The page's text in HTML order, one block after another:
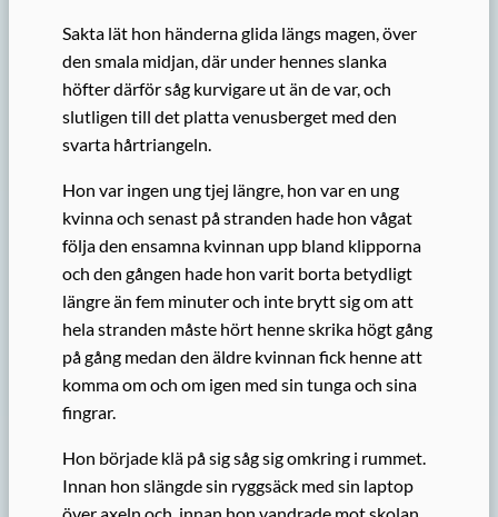
Sakta lät hon händerna glida längs magen, över
den smala midjan, där under hennes slanka
höfter därför såg kurvigare ut än de var, och
slutligen till det platta venusberget med den
svarta hårtriangeln.
Hon var ingen ung tjej längre, hon var en ung
kvinna och senast på stranden hade hon vågat
följa den ensamna kvinnan upp bland klipporna
och den gången hade hon varit borta betydligt
längre än fem minuter och inte brytt sig om att
hela stranden måste hört henne skrika högt gång
på gång medan den äldre kvinnan fick henne att
komma om och om igen med sin tunga och sina
fingrar.
Hon började klä på sig såg sig omkring i rummet.
Innan hon slängde sin ryggsäck med sin laptop